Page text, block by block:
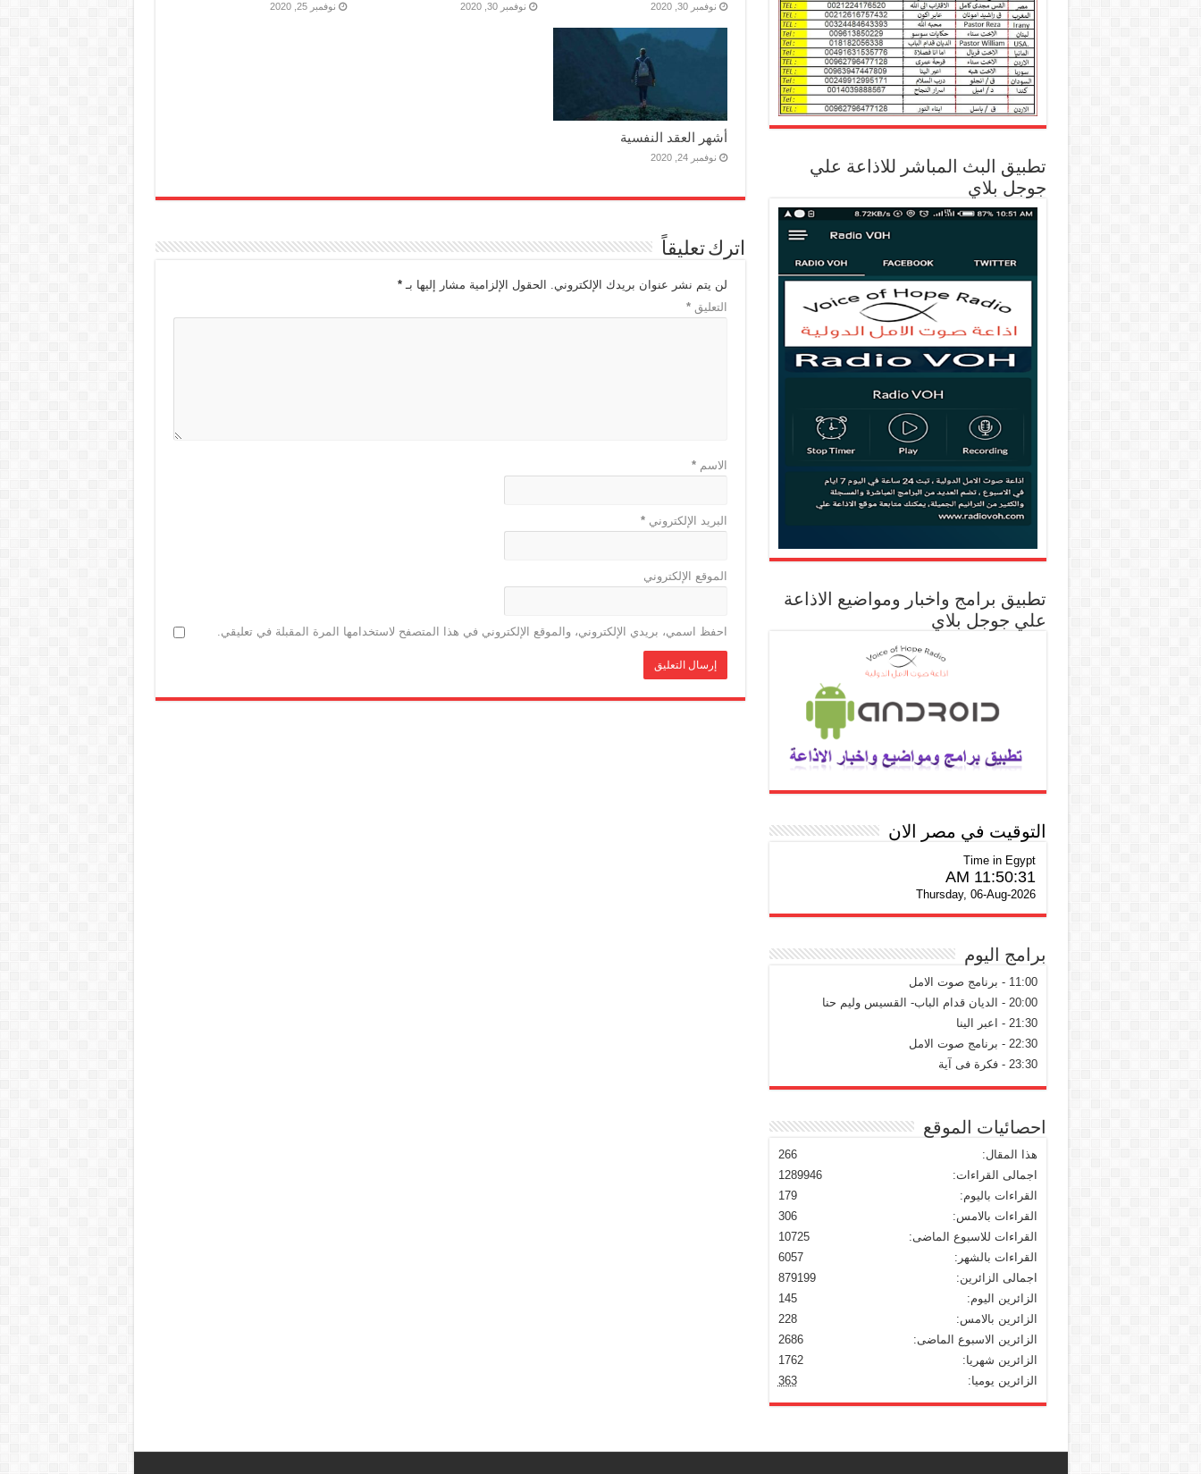
نوفمبر 30, 2020 نوفمبر 30, 2020 نوفمبر 25, 2020
أشهر العقد النفسية
نوفمبر 24, 2020
اترك تعليقاً
لن يتم نشر عنوان بريدك الإلكتروني. الحقول الإلزامية مشار إليها بـ*
التعليق*
الاسم*
البريد الإلكتروني*
الموقع الإلكتروني
احفظ اسمي، بريدي الإلكتروني، والموقع الإلكتروني في هذا المتصفح لاستخدامها المرة المقبلة في تعليقي.
تطبيق البث المباشر للاذاعة علي
جوجل بلاي
تطبيق برامج واخبار ومواضيع الاذاعة
علي جوجل بلاي
التوقيت في مصر الان
Time in Egypt
11:50:32 AM
Thursday, 06-Aug-2026
برامج اليوم
11:00 - برنامج صوت الامل
20:00 - الديان قدام الباب- القسيس وليم حنا
21:30 - اعبر الينا
22:30 - برنامج صوت الامل
23:30 - فكرة فى آية
احصائيات الموقع
266
هذا المقال:
1289946
اجمالى القراءات:
179
القراءات باليوم:
306
القراءات بالامس:
10725
القراءات للاسبوع الماضى:
6057
القراءات بالشهر:
879199
اجمالى الزائرين:
145
الزائرين اليوم:
228
الزائرين بالامس:
2686
الزائرين الاسبوع الماضى:
1762
الزائرين شهريا:
363
الزائرين يوميا: